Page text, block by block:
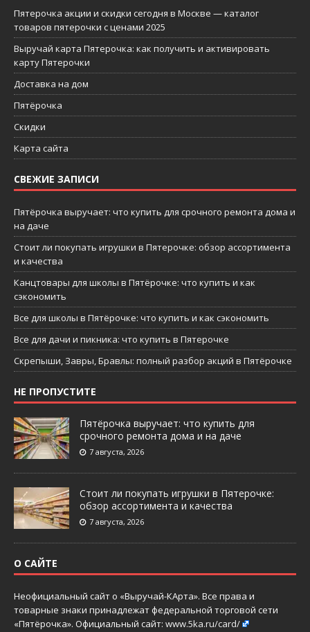
Пятерочка акции и скидки сегодня в Москве — каталог
товаров пятерочки с ценами 2025
Выручай карта Пятерочка: как получить и активировать
карту Пятерочки
Доставка на дом
Пятёрочка
Скидки
Карта сайта
СВЕЖИЕ ЗАПИСИ
Пятёрочка выручает: что купить для срочного ремонта дома и
на даче
Стоит ли покупать игрушки в Пятерочке: обзор ассортимента
и качества
Канцтовары для школы в Пятёрочке: что купить и как
сэкономить
Все для школы в Пятёрочке: что купить и как сэкономить
Все для дачи и пикника: что купить в Пятерочке
Скрепыши, Завры, Бравлы: полный разбор акций в Пятёрочке
НЕ ПРОПУСТИТЕ
Пятёрочка выручает: что купить для
срочного ремонта дома и на даче
7 августа, 2026
Стоит ли покупать игрушки в Пятерочке:
обзор ассортимента и качества
7 августа, 2026
О САЙТЕ
Неофициальный сайт о «Выручай-КАрта». Все права и
товарные знаки принадлежат федеральной торговой сети
«Пятёрочка». Официальный сайт: www.5ka.ru/card/